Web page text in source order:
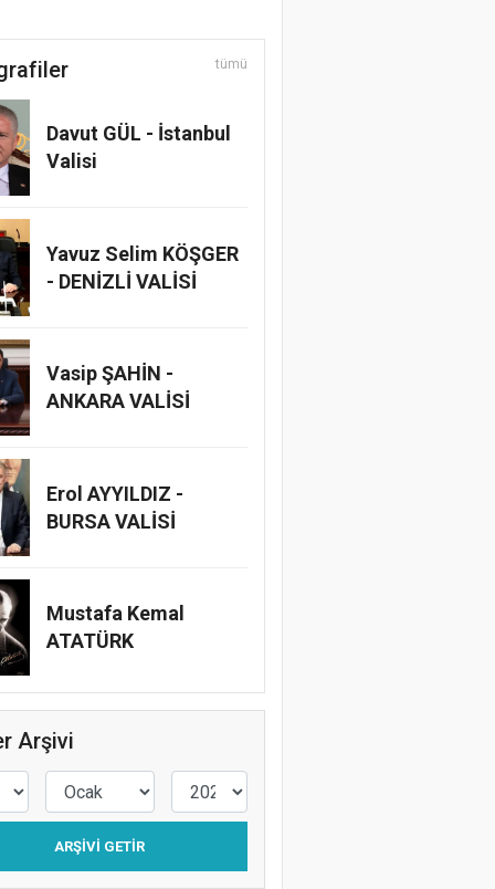
tümü
Davut GÜL - İstanbul
Valisi
Yavuz Selim KÖŞGER
- DENİZLİ VALİSİ
Vasip ŞAHİN -
ANKARA VALİSİ
Erol AYYILDIZ -
BURSA VALİSİ
Mustafa Kemal
ATATÜRK
Arşivi
ARŞIVI GETIR